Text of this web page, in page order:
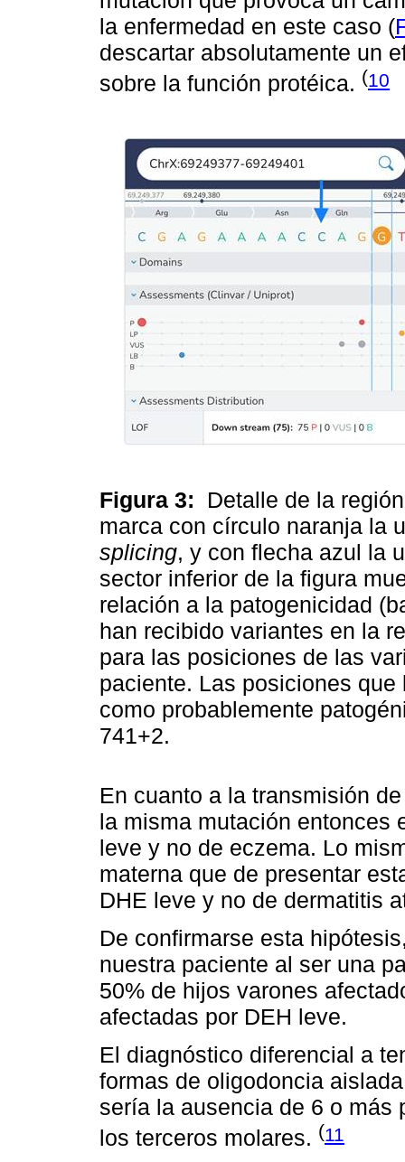
la enfermedad en este caso (
descartar absolutamente un
sobre la función protéica. (10
Figura 3: Detalle de la
marca con círculo naranja la
splicing, y con flecha azul la
sector inferior de la figura
relación a la patogenicidad
han recibido variantes en la
para las posiciones de las
paciente. Las posiciones
como probablemente
741+2.
En cuanto a la transmisión
la misma mutación entonces
leve y no de eczema. Lo
materna que de presentar
DHE leve y no de dermatitis
De confirmarse esta
nuestra paciente al ser una
50% de hijos varones
afectadas por DEH leve.
El diagnóstico diferencial a
formas de oligodoncia
sería la ausencia de 6 o más
los terceros molares. (11